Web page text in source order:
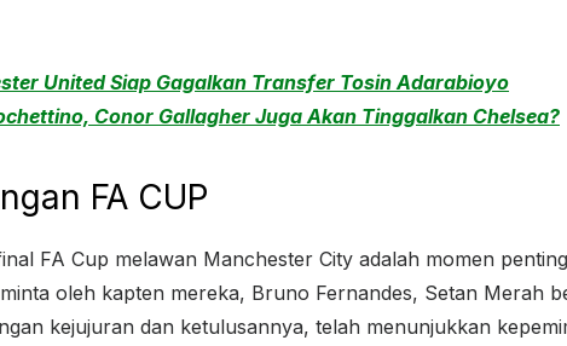
United Siap Gagalkan Transfer Tosin Adarabioyo
Conor Gallagher Juga Akan Tinggalkan Chelsea?
FA CUP
FA Cup melawan Manchester City adalah momen
oleh kapten mereka, Bruno Fernandes, Setan Merah
kejujuran dan ketulusannya, telah menunjukkan